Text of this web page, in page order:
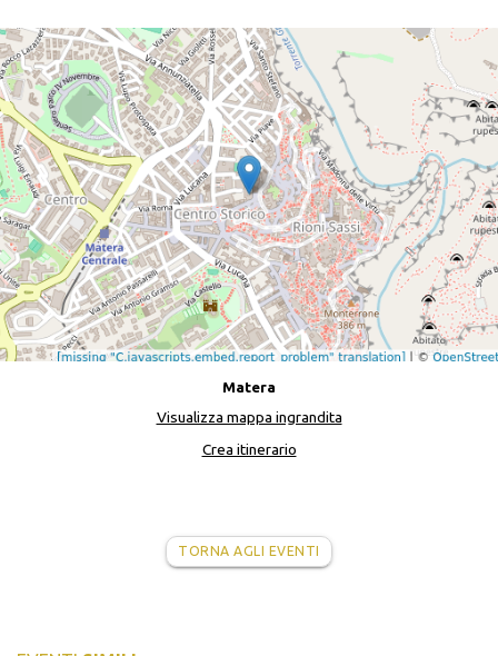
Matera
Visualizza mappa ingrandita
Crea itinerario
TORNA AGLI EVENTI